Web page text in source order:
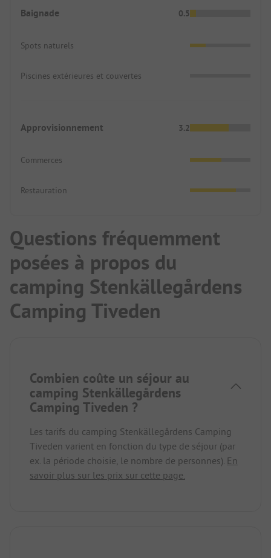
Baignade 0.5
Spots naturels
Piscines extérieures et couvertes
Approvisionnement 3.2
Commerces
Restauration
Questions fréquemment
posées à propos du
camping Stenkällegårdens
Camping Tiveden
Combien coûte un séjour au
camping Stenkällegårdens
Camping Tiveden ?
Les tarifs du camping Stenkällegårdens Camping
Tiveden varient en fonction du type de séjour (par
ex. la période choisie, le nombre de personnes). En
savoir plus sur les prix sur cette page.